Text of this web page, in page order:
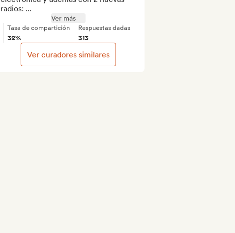
radios: ...
Ver más
Tasa de compartición
32%
Respuestas dadas
313
Ver curadores similares